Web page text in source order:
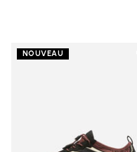
NOUVEAU